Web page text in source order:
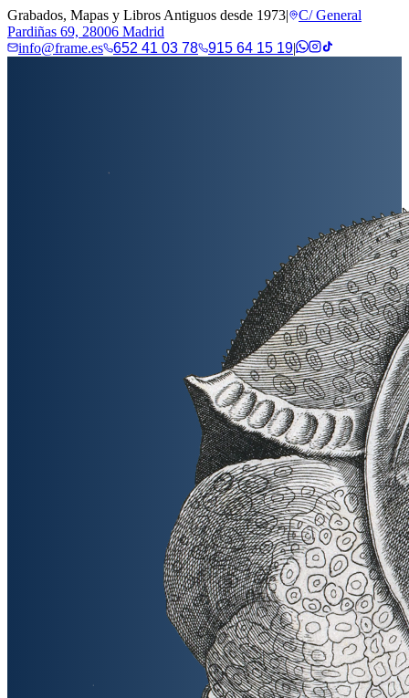
Grabados, Mapas y Libros Antiguos desde 1973|
C/ General
Pardiñas 69, 28006 Madrid
info@frame.es
652 41 03 78 915 64 15 19|